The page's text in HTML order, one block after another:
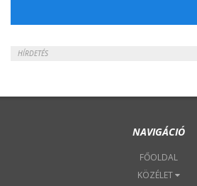
HÍRDETÉS
NAVIGÁCIÓ
FŐOLDAL
KÖZÉLET